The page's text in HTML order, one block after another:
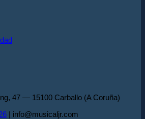
47 — 15100 Carballo (A Coruña)
| info@musicaljr.com